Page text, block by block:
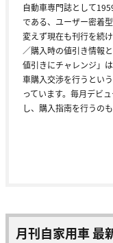
自動車専門誌として
である、ユーザー密着
変えず現在も刊行を続
／購入時の値引き情報
値引きにチャレンジ」
車購入交渉を行うとい
っています。毎月デビ
し、購入指南を行うの
月刊自家用車 最